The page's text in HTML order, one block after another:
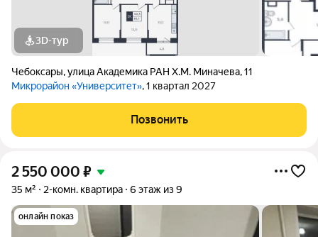
3D-тур
Чебоксары,улица Академика РАН Х.М. Миначева,11
Микрорайон «Университет», 1 квартал 2027
Позвонить
2 550 000 ₽
35 м² 2-комн. квартира 6 этаж из 9
онлайн показ